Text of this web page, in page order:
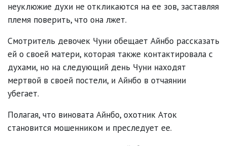
неуклюжие духи не откликаются на ее зов, заставляя
племя поверить, что она лжет.
Смотритель девочек Чуни обещает Айнбо рассказать
ей о своей матери, которая также контактировала с
духами, но на следующий день Чуни находят
мертвой в своей постели, и Айнбо в отчаянии
убегает.
Полагая, что виновата Айнбо, охотник Аток
становится мошенником и преследует ее.